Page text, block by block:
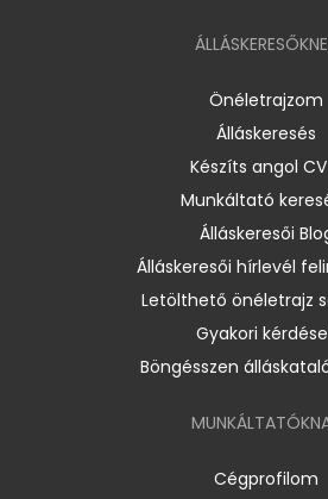
Önéletrajzom
Álláskeresés
Készíts angol
Munkáltató
Álláskeresői
Álláskeresői hírlevél
Letölthető önéletrajz
Gyakori
Böngésszen
Cégprofilom